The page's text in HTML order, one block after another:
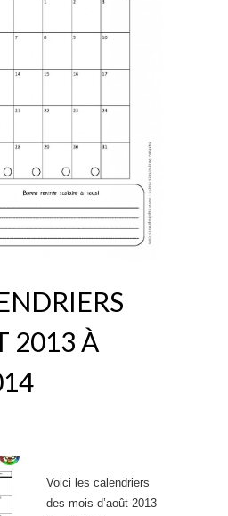
2013 À
Voici les calendriers
des mois d’août 2013